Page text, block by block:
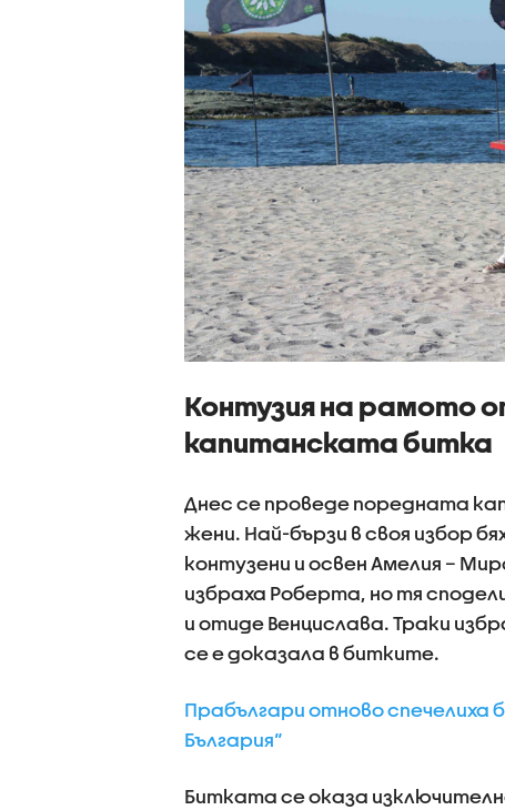
Контузия на рамото
капитанската битка
Днес се проведе поредната
жени. Най-бързи в своя избор
контузени и освен Амелия –
избраха Роберта, но тя
и отиде Венцислава. Траки
се е доказала в битките.
Прабългари отново спечелиха
България“
Битката се оказа